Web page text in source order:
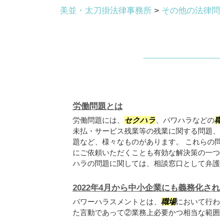
美並・太刀掛法律事務所 > その他の法律
労働問題とは
労働問題には、 セクハラ 、パワハラなどの
未払・サービス残業等の残業に関する問題
題など、様々なものがあります。 これらの
にご依頼いただくことも有効な解決策の一
ハラの問題に関しては、相談窓口として弁
2022年4月から中小企業にも義務化さ
パワーハラスメントとは、 職場において行
た言動であって②業務上必要かつ相当な範